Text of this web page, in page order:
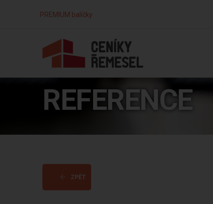
PREMIUM balíčky
REFERENCE
ZPĚT